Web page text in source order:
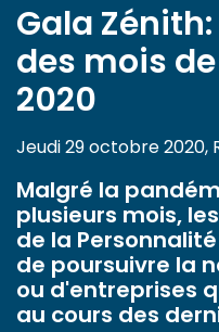
Gala
des mois
2020
Jeudi 29 octobre 2020,
Malgré la
plusieurs mois,
de la
de poursuivre la
ou d'entreprises
au cours des